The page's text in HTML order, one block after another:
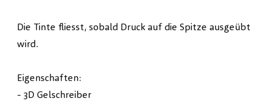
Die Tinte fliesst, sobald Druck auf die Spitze ausgeübt
wird.
Eigenschaften:
- 3D Gelschreiber